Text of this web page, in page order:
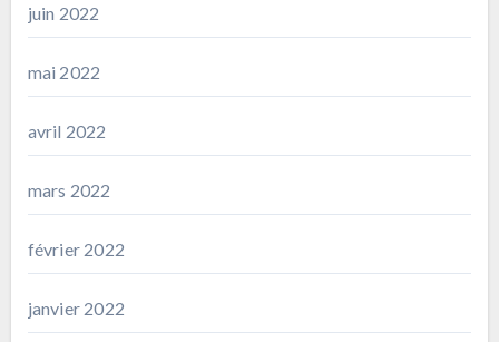
juin 2022
mai 2022
avril 2022
mars 2022
février 2022
janvier 2022